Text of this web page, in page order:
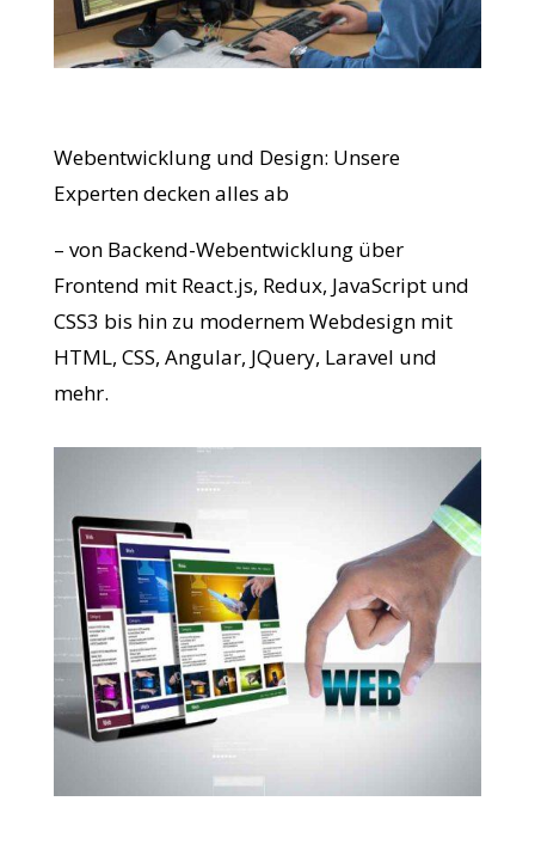
Webentwicklung und Design: Unsere
Experten decken alles ab
– von Backend-Webentwicklung über
Frontend mit React.js, Redux, JavaScript und
CSS3 bis hin zu modernem Webdesign mit
HTML, CSS, Angular, JQuery, Laravel und
mehr.